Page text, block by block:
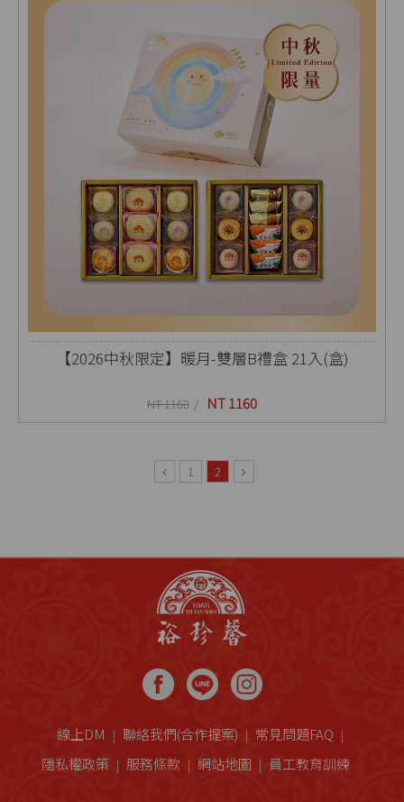
【2026中秋限定】暖月-雙層B禮盒 21入(盒)
NT 1160 NT 1160
1 2
線上DM 聯絡我們(合作提案)
常見問題FAQ
隱私權政策
服務條款 網站地圖 員工教育訓練